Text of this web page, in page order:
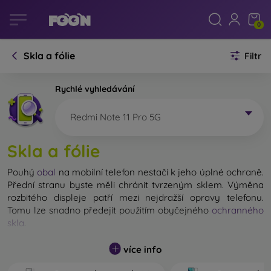
0
Skla a fólie Filtr
Rychlé vyhledávání
Redmi Note 11 Pro 5G
Skla a fólie
Pouhý obal na mobilní telefon nestačí k jeho úplné ochraně.
Přední stranu byste měli chránit tvrzeným sklem. Výměna
rozbitého displeje patří mezi nejdražší opravy telefonu.
Tomu lze snadno předejít použitím obyčejného ochranného
skla
Nerozbitné sklo na mobil sice neexistuje, ale při pádu
zůstane displej ve většině případů nepoškozený. Výběr
více info